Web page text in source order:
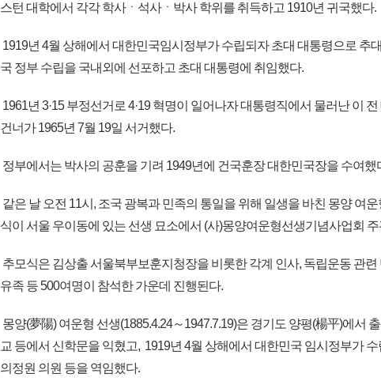
스턴 대학에서 각각 학사ㆍ석사ㆍ박사 학위를 취득하고 1910년 귀국했다.
1919년 4월 상해에서 대한민국임시정부가 수립되자 초대 대통령으로 추
국 정부 수립을 국내외에 선포하고 초대 대통령에 취임했다.
1961년 3·15 부정선거로 4·19 혁명이 일어나자 대통령직에서 물러난 이
건너가 1965년 7월 19일 서거했다.
정부에서는 박사의 공훈을 기려 1949년에 건국훈장 대한민국장을 수여했
같은 날 오전 11시, 조국 광복과 민족의 통일을 위해 일생을 바친 몽양 여
식이 서울 우이동에 있는 선생 묘소에서 (사)몽양여운형선생기념사업회
추모식은 김상출 서울북부보훈지청장을 비롯한 각계 인사, 독립운동 관련
유족 등 500여명이 참석한 가운데 진행된다.
몽양(夢陽) 여운형 선생(1885.4.24～1947.7.19)은 경기도 양평(楊平)에서
교 등에서 신학문을 익혔고, 1919년 4월 상해에서 대한민국 임시정부가 수
의정원 의원 등을 역임했다.